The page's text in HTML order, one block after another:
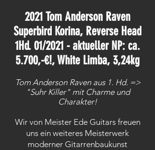
2021 Tom Anderson Raven
Superbird Korina, Reverse Head
1Hd. 01/2021 - aktueller NP: ca.
5.700,-€!, White Limba, 3,24kg
Tom Anderson Raven aus 1. Hd. =>
"Suhr Killer" mit Charme und
Charakter!
Wir von Meister Ede Guitars freuen
uns ein weiteres Meisterwerk
moderner Gitarrenbaukunst